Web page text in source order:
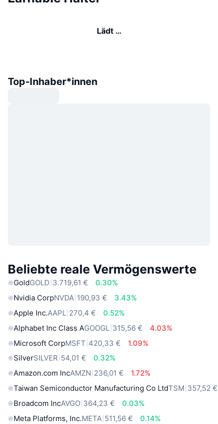
Lädt …
Top-Inhaber*innen
Beliebte reale Vermögenswerte
GoldGOLD 3.719,61 €
0.30%
Nvidia CorpNVDA 190,93 €
3.43%
Apple Inc.AAPL 270,4 €
0.52%
Alphabet Inc Class AGOOGL 315,56 €
4.03%
Microsoft CorpMSFT 420,33 €
1.09%
SilverSILVER 54,01 €
0.32%
Amazon.com IncAMZN 236,01 €
1.72%
Taiwan Semiconductor Manufacturing Co LtdTSM 357,52 €
Broadcom IncAVGO 364,23 €
0.03%
Meta Platforms, Inc.META 511,56 €
0.14%